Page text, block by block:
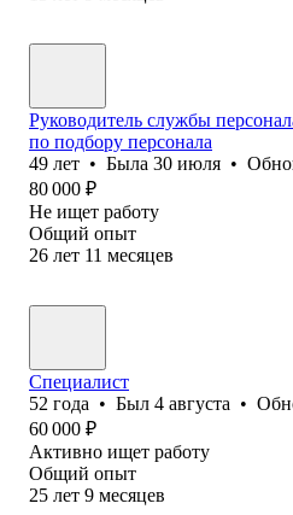
Руководитель службы
по подбору персонала
49 лет • Была 30 июля •
80 000 ₽
Не ищет работу
Общий опыт
26 лет 11 месяцев
Специалист
52 года • Был 4 августа •
60 000 ₽
Активно ищет работу
Общий опыт
25 лет 9 месяцев